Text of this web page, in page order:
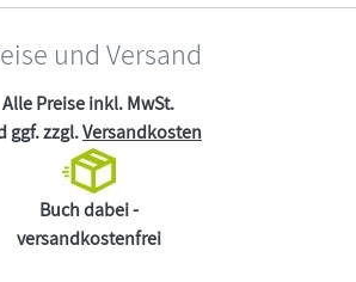
und Versand
Alle Preise inkl. MwSt.
ggf. zzgl.Versandkosten
Buch dabei -
versandkostenfrei